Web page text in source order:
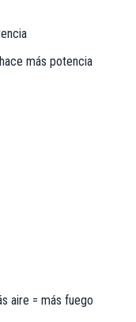
más potencia
aire = más fuego